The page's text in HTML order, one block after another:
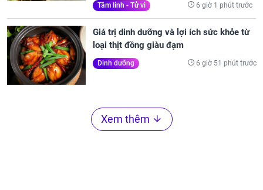
Tâm linh - Tử vi 6 giờ 1 phút trước
Giá trị dinh dưỡng và lợi ích sức khỏe từ
loại thịt đồng giàu đạm
Dinh dưỡng 6 giờ 51 phút trước
Xem thêm